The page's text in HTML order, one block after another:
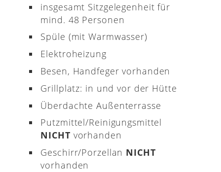
insgesamt Sitzgelegenheit für
mind. 48 Personen
Spüle (mit Warmwasser)
Elektroheizung
Besen, Handfeger vorhanden
Grillplatz: in und vor der Hütte
Überdachte Außenterrasse
Putzmittel/Reinigungsmittel
NICHT vorhanden
Geschirr/Porzellan NICHT
vorhanden